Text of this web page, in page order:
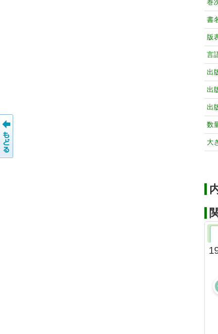
巻
書
版
言
出
出
出
数
大